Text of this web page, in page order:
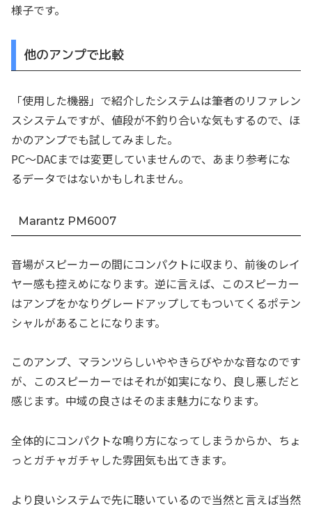
様子です。
他のアンプで比較
「使用した機器」で紹介したシステムは筆者のリファレン
スシステムですが、値段が不釣り合いな気もするので、ほ
かのアンプでも試してみました。
PC～DACまでは変更していませんので、あまり参考にな
るデータではないかもしれません。
Marantz PM6007
音場がスピーカーの間にコンパクトに収まり、前後のレイ
ヤー感も控えめになります。逆に言えば、このスピーカー
はアンプをかなりグレードアップしてもついてくるポテン
シャルがあることになります。
このアンプ、マランツらしいややきらびやかな音なのです
が、このスピーカーではそれが如実になり、良し悪しだと
感じます。中域の良さはそのまま魅力になります。
全体的にコンパクトな鳴り方になってしまうからか、ちょ
っとガチャガチャした雰囲気も出てきます。
より良いシステムで先に聴いているので当然と言えば当然